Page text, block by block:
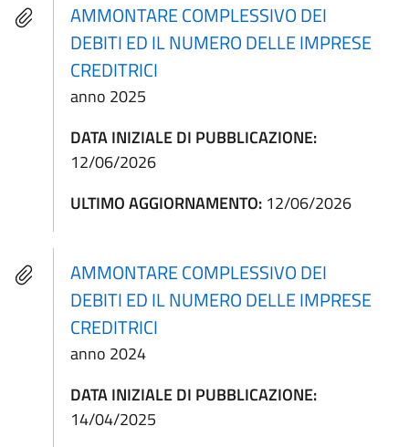
AMMONTARE COMPLESSIVO DEI
DEBITI ED IL NUMERO DELLE IMPRESE
CREDITRICI
anno 2025
DATA INIZIALE DI PUBBLICAZIONE:
12/06/2026
ULTIMO AGGIORNAMENTO: 12/06/2026
AMMONTARE COMPLESSIVO DEI
DEBITI ED IL NUMERO DELLE IMPRESE
CREDITRICI
anno 2024
DATA INIZIALE DI PUBBLICAZIONE:
14/04/2025